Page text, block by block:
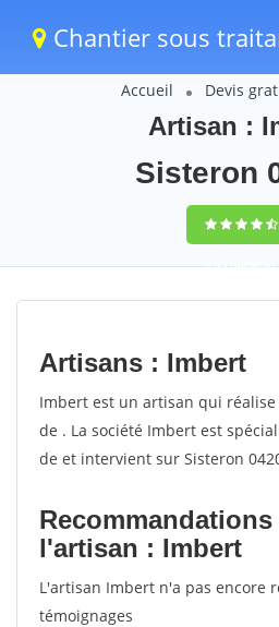
Chantier sous
Accueil Devis
Artisan :
Sisteron
9,5(100%)81
votes
Artisans : Imbert
Imbert est un artisan qui
de . La société Imbert est
de et intervient sur Sisteron
l'artisan : Imbert
L'artisan Imbert n'a pas encore
témoignages